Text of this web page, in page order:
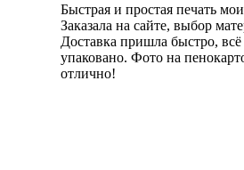
Быстрая и простая печать
Заказала на сайте, выбор
Доставка пришла быстро, всё
упаковано. Фото на
отлично!